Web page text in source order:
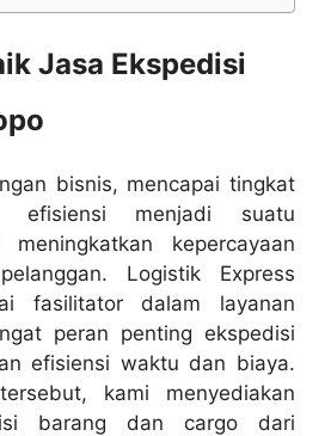
Jasa Ekspedisi
bisnis, mencapai tingkat
efisiensi menjadi suatu
kepercayaan
Logistik Express
fasilitator dalam layanan
peran penting ekspedisi
efisiensi waktu dan biaya.
kami menyediakan
barang dan cargo dari